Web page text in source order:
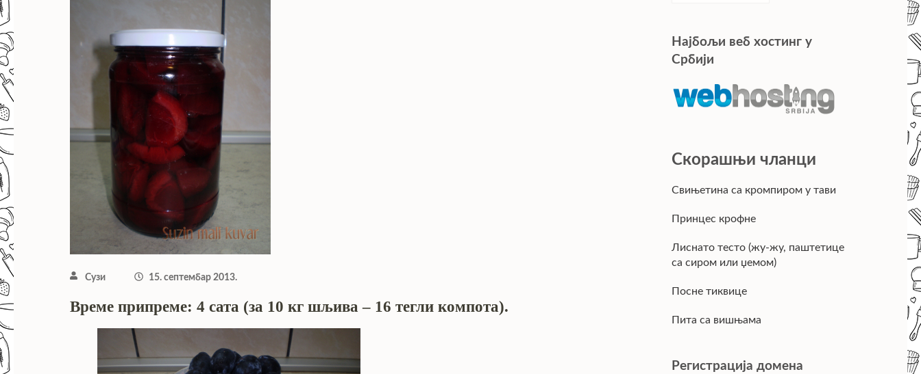
Сузи 15. септембар 2013.
Време припреме: 4 сата (за 10 кг шљива – 16 тегли компота).
Најбољи веб хостинг у
Србији
Скорашњи чланци
Свињетина са кромпиром у тави
Принцес крофне
Лиснато тесто (жу-жу, паштетице
са сиром или џемом)
Посне тиквице
Пита са вишњама
Регистрација домена